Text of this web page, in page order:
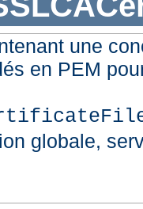
une
en PEM
globale,